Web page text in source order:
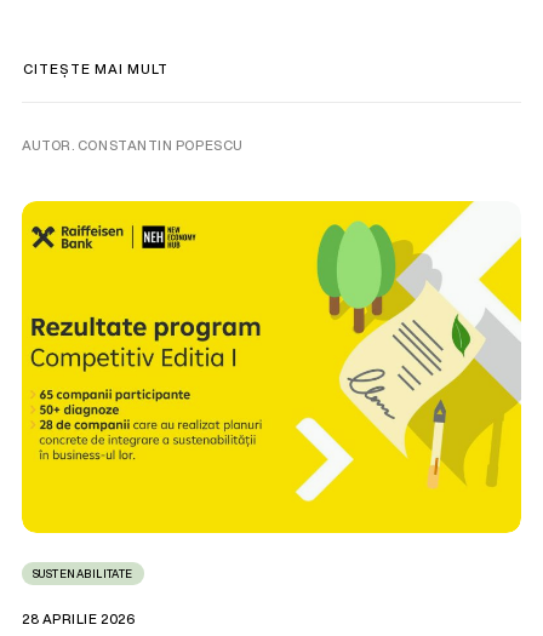
CITEȘTE MAI MULT
AUTOR. CONSTANTIN POPESCU
SUSTENABILITATE
28 APRILIE 2026